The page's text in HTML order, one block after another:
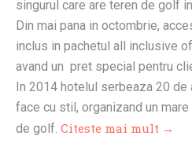
singurul care are teren de golf
Din mai pana in octombrie,
inclus in pachetul all inclusive
avand un pret special pentru
In 2014 hotelul serbeaza 20 de
face cu stil, organizand un
de golf. Citeste mai mult →